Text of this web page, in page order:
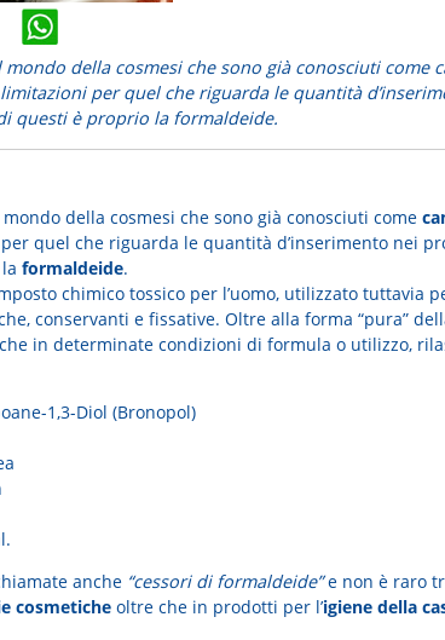
della cosmesi che sono già conosciuti come
per quel che riguarda le quantità
questi è proprio la formaldeide.
della cosmesi che sono già conosciuti come
quel che riguarda le quantità d’inserimento nei
formaldeide.
chimico tossico per l’uomo, utilizzato tuttavia
conservanti e fissative. Oltre alla forma “pura”
in determinate condizioni di formula o utilizzo,
1,3-Diol (Bronopol)
anche “cessori di formaldeide”e non è raro
cosmeticheoltre che in prodotti per l’igiene della